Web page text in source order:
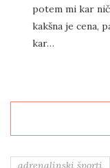
potem mi kar
kakšna je cena,
kar…
adrenalinski športi